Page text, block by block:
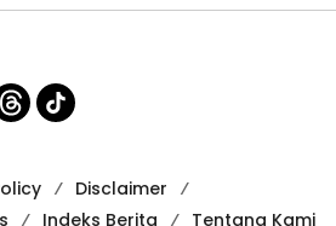
Disclaimer
Indeks Berita Tentang Kami